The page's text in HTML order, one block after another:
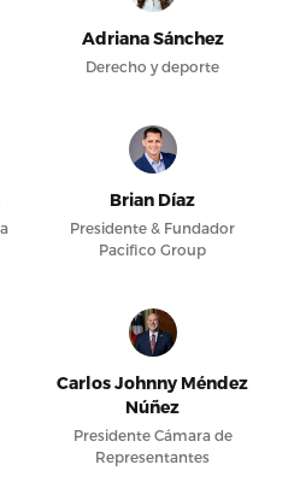
Adriana Sánchez
Derecho y deporte
Brian Díaz
Presidente & Fundador
Pacifico Group
Carlos Johnny Méndez
Núñez
Presidente Cámara de
Representantes